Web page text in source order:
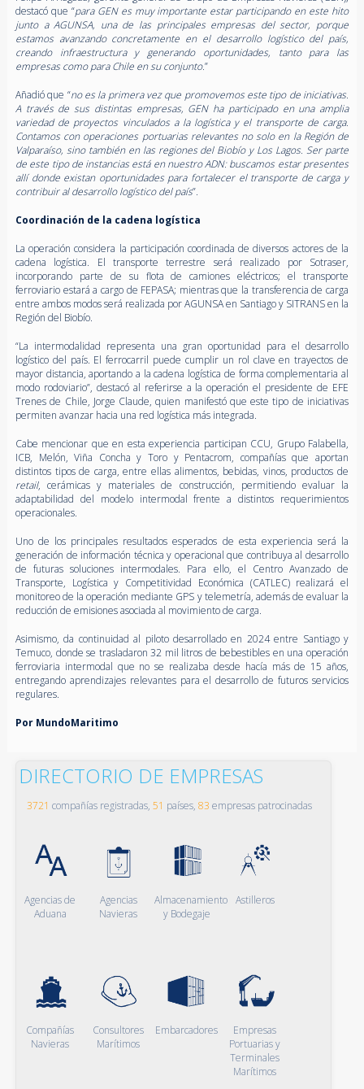
destacó que “para GEN es muy importante estar participando en este hito
junto a AGUNSA, una de las principales empresas del sector, porque
estamos avanzando concretamente en el desarrollo logístico del país,
creando infraestructura y generando oportunidades, tanto para las
empresas como para Chile en su conjunto.”
Añadió que “no es la primera vez que promovemos este tipo de iniciativas.
A través de sus distintas empresas, GEN ha participado en una amplia
variedad de proyectos vinculados a la logística y el transporte de carga.
Contamos con operaciones portuarias relevantes no solo en la Región de
Valparaíso, sino también en las regiones del Biobío y Los Lagos. Ser parte
de este tipo de instancias está en nuestro ADN: buscamos estar presentes
allí donde existan oportunidades para fortalecer el transporte de carga y
contribuir al desarrollo logístico del país”.
Coordinación de la cadena logística
La operación considera la participación coordinada de diversos actores de la
cadena logística. El transporte terrestre será realizado por Sotraser,
incorporando parte de su flota de camiones eléctricos; el transporte
ferroviario estará a cargo de FEPASA; mientras que la transferencia de carga
entre ambos modos será realizada por AGUNSA en Santiago y SITRANS en la
Región del Biobío.
“La intermodalidad representa una gran oportunidad para el desarrollo
logístico del país. El ferrocarril puede cumplir un rol clave en trayectos de
mayor distancia, aportando a la cadena logística de forma complementaria al
modo rodoviario”, destacó al referirse a la operación el presidente de EFE
Trenes de Chile, Jorge Claude, quien manifestó que este tipo de iniciativas
permiten avanzar hacia una red logística más integrada.
Cabe mencionar que en esta experiencia participan CCU, Grupo Falabella,
ICB, Melón, Viña Concha y Toro y Pentacrom, compañías que aportan
distintos tipos de carga, entre ellas alimentos, bebidas, vinos, productos de
retail, cerámicas y materiales de construcción, permitiendo evaluar la
adaptabilidad del modelo intermodal frente a distintos requerimientos
operacionales.
Uno de los principales resultados esperados de esta experiencia será la
generación de información técnica y operacional que contribuya al desarrollo
de futuras soluciones intermodales. Para ello, el Centro Avanzado de
Transporte, Logística y Competitividad Económica (CATLEC) realizará el
monitoreo de la operación mediante GPS y telemetría, además de evaluar la
reducción de emisiones asociada al movimiento de carga.
Asimismo, da continuidad al piloto desarrollado en 2024 entre Santiago y
Temuco, donde se trasladaron 32 mil litros de bebestibles en una operación
ferroviaria intermodal que no se realizaba desde hacía más de 15 años,
entregando aprendizajes relevantes para el desarrollo de futuros servicios
regulares.
Por MundoMaritimo
DIRECTORIO DE EMPRESAS
3721 compañías registradas, 51 países, 83 empresas patrocinadas
Agencias de
Aduana
Agencias
Navieras
Almacenamiento
y Bodegaje
Astilleros
Compañías
Navieras
Consultores
Marítimos
Embarcadores
Empresas
Portuarias y
Terminales
Marítimos